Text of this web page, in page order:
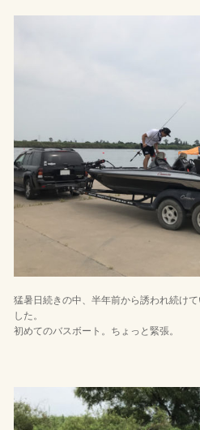
猛暑日続きの中、半年前から誘われ続け
した。
初めてのバスボート。ちょっと緊張。